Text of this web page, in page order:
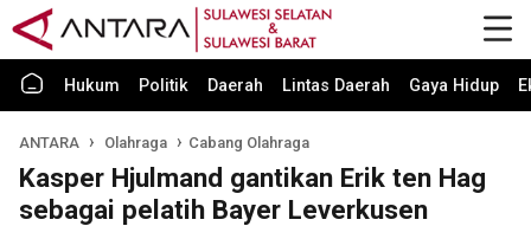
Hukum Politik Daerah Lintas Daerah Gaya Hidup
ANTARA Olahraga Cabang Olahraga
Kasper Hjulmand gantikan Erik ten Hag
sebagai pelatih Bayer Leverkusen